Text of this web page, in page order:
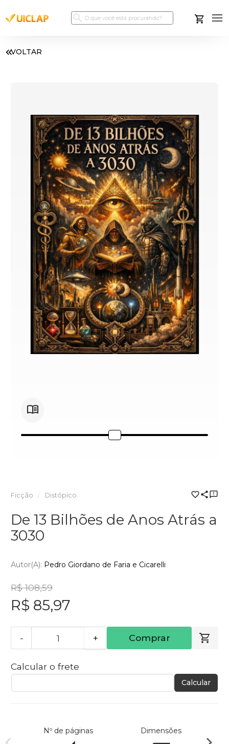
VOLTAR
Ficção Distópico
De 13 Bilhões de Anos Atrás a
3030
Autor(a): Pedro Giordano de Faria e Cicarelli
R$ 108,59
R$ 85,97
- + Comprar
Calcular o frete
Calcular
Nº de páginas Dimensões